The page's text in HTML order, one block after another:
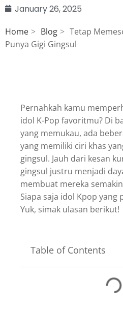
January 26, 2025
Home Blog
Tetap
Punya Gigi Gingsul
Pernahkah kamu
idol K-Pop favoritmu? Di
yang memukau, ada
yang memiliki ciri khas
gingsul. Jauh dari kesan
gingsul justru menjadi
membuat mereka
Siapa saja idol Kpop yang
Yuk, simak ulasan berikut!
Table of Contents